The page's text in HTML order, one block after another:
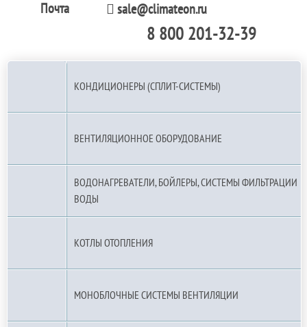
Почта sale@climateon.ru
8 800 201-32-39
КОНДИЦИОНЕРЫ (СПЛИТ-СИСТЕМЫ)
ВЕНТИЛЯЦИОННОЕ ОБОРУДОВАНИЕ
ВОДОНАГРЕВАТЕЛИ, БОЙЛЕРЫ, СИСТЕМЫ ФИЛЬТРАЦИИ
ВОДЫ
КОТЛЫ ОТОПЛЕНИЯ
МОНОБЛОЧНЫЕ СИСТЕМЫ ВЕНТИЛЯЦИИ